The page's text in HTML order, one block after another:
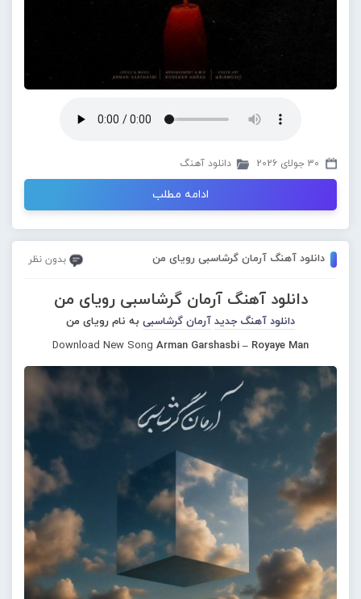
30 جولای 2026 دانلود آهنگ
ادامه مطلب
دانلود آهنگ آرمان گرشاسبی رویای من بدون نظر
دانلود آهنگ آرمان گرشاسبی رویای من
دانلود آهنگ جدید آرمان گرشاسبی به نام رویای من
Download New Song Arman Garshasbi – Royaye Man